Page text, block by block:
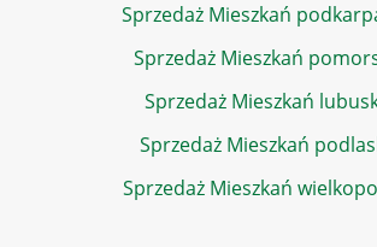
Sprzedaż Mieszkań
Sprzedaż Mieszkań
Sprzedaż Mieszkań
Sprzedaż Mieszkań
Sprzedaż Mieszkań